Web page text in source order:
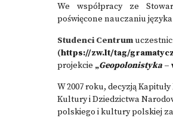
We współpracy ze
poświęcone nauczaniu
Studenci Centrum
(https://zw.lt/tag/
projekcie „Geopolonistyka –
W 2007 roku, decyzją
Kultury i Dziedzictwa
polskiego i kultury polskiej